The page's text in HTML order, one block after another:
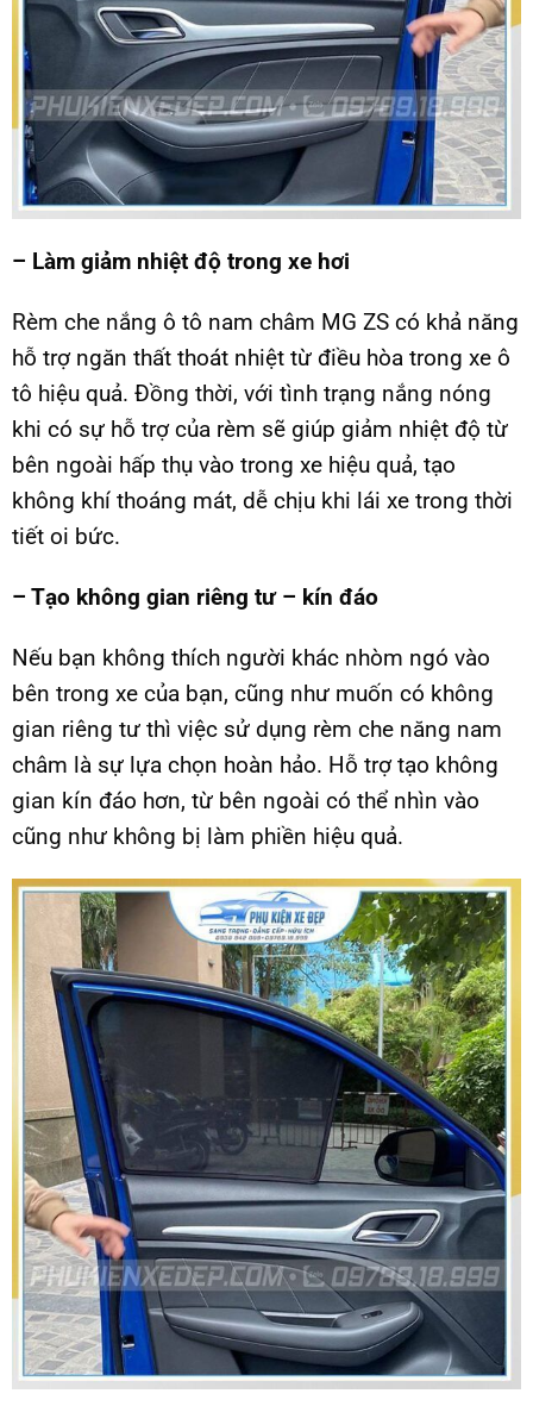
– Làm giảm nhiệt độ trong xe hơi
Rèm che nắng ô tô nam châm MG ZS có khả năng
hỗ trợ ngăn thất thoát nhiệt từ điều hòa trong xe ô
tô hiệu quả. Đồng thời, với tình trạng nắng nóng
khi có sự hỗ trợ của rèm sẽ giúp giảm nhiệt độ từ
bên ngoài hấp thụ vào trong xe hiệu quả, tạo
không khí thoáng mát, dễ chịu khi lái xe trong thời
tiết oi bức.
– Tạo không gian riêng tư – kín đáo
Nếu bạn không thích người khác nhòm ngó vào
bên trong xe của bạn, cũng như muốn có không
gian riêng tư thì việc sử dụng rèm che năng nam
châm là sự lựa chọn hoàn hảo. Hỗ trợ tạo không
gian kín đáo hơn, từ bên ngoài có thể nhìn vào
cũng như không bị làm phiền hiệu quả.